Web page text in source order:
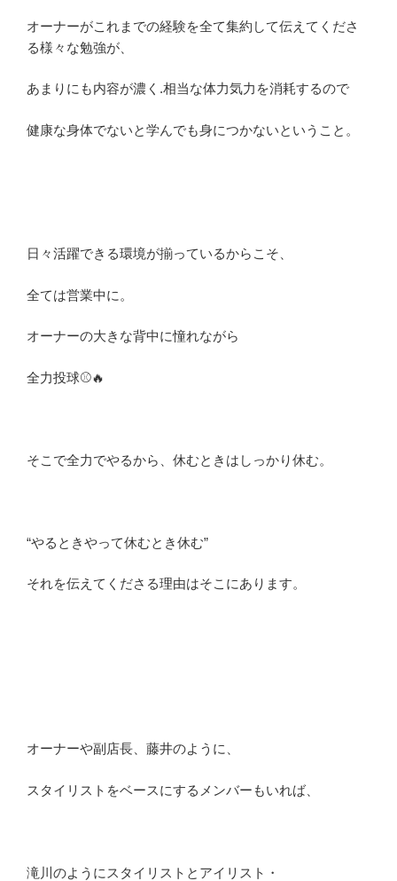
オーナーがこれまでの経験を全て集約して伝えてくださ
る様々な勉強が、
あまりにも内容が濃く.相当な体力気力を消耗するので
健康な身体でないと学んでも身につかないということ。
日々活躍できる環境が揃っているからこそ、
全ては営業中に。
オーナーの大きな背中に憧れながら
全力投球⚾️🔥
そこで全力でやるから、休むときはしっかり休む。
“やるときやって休むとき休む”
それを伝えてくださる理由はそこにあります。
オーナーや副店長、藤井のように、
スタイリストをベースにするメンバーもいれば、
滝川のようにスタイリストとアイリスト・